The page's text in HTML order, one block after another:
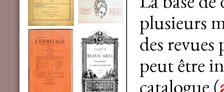
plusieurs
des revues
peut être